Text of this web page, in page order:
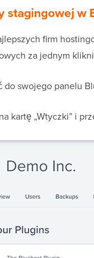
stagingowej w
firm
za jednym
do swojego panelu
kartę „Wtyczki” i